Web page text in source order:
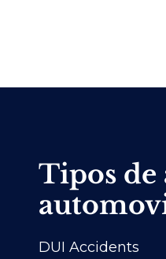
Tipos de
DUI Accidents